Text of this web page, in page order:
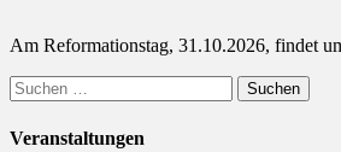
Am Reformationstag, 31.10.2026, findet
Suchen
nach:
Veranstaltungen